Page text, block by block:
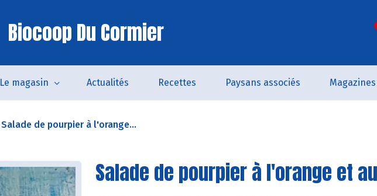
Biocoop Du Cormier
Le magasin Actualités Recettes Paysans associés Magazines
Salade de pourpier à l'orange...
Salade de pourpier à l'orange et